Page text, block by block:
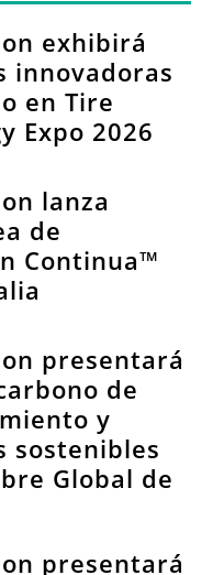
exhibirá
innovadoras
en Tire
Expo 2026
lanza
de
Continua™
presentará
de
y
sostenibles
Global de
presentará